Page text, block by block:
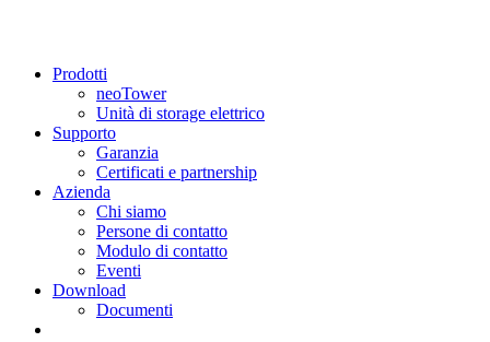
Prodotti
neoTower
Unità di storage elettrico
Supporto
Garanzia
Certificati e partnership
Azienda
Chi siamo
Persone di contatto
Modulo di contatto
Eventi
Download
Documenti